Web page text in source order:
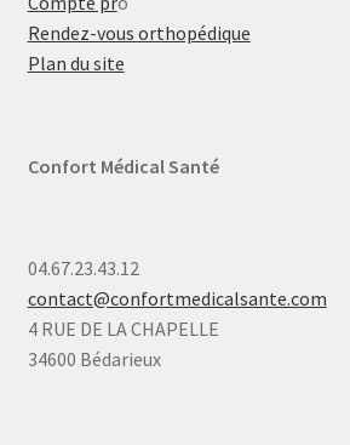
Rendez-vous orthopédique
Plan du site
Confort Médical Santé
04.67.23.43.12
contact@confortmedicalsante.com
4 RUE DE LA CHAPELLE
34600 Bédarieux